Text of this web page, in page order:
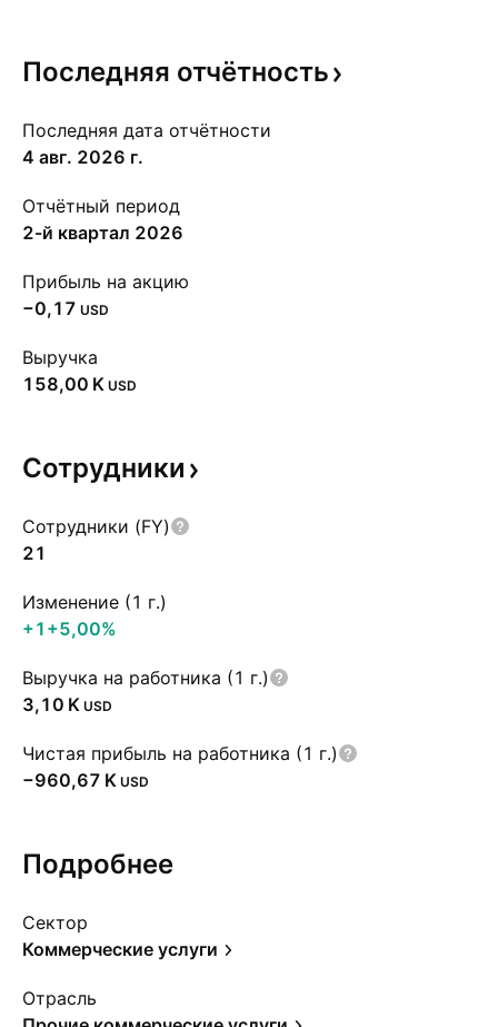
Последняя отчётность
Последняя дата отчётности
4 авг. 2026 г.
Отчётный период
2-й квартал 2026
Прибыль на акцию
−0,17 USD
Выручка
‪158,00 K‬ USD
Сотрудники
Сотрудники (FY)
21
Изменение (1 г.)
+1 +5,00%
Выручка на работника (1 г.)
‪3,10 K‬ USD
Чистая прибыль на работника (1 г.)
‪−960,67 K‬ USD
Подробнее
Сектор
Коммерческие услуги
Отрасль